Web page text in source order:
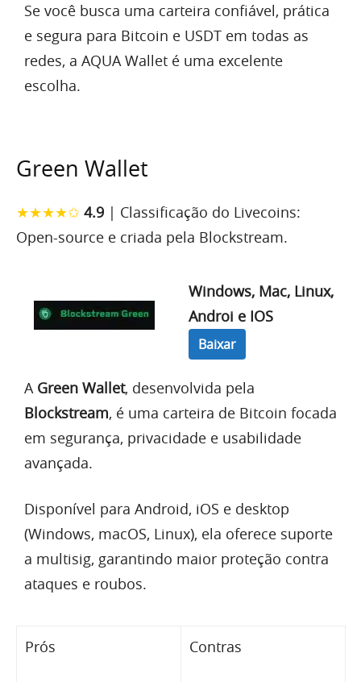
Se você busca uma carteira confiável, prática
e segura para Bitcoin e USDT em todas as
redes, a AQUA Wallet é uma excelente
escolha.
Green Wallet
★★★★✩ 4.9 | Classificação do Livecoins:
Open-source e criada pela Blockstream.
Windows, Mac, Linux,
Androi e IOS
Baixar
A Green Wallet, desenvolvida pela
Blockstream, é uma carteira de Bitcoin focada
em segurança, privacidade e usabilidade
avançada.
Disponível para Android, iOS e desktop
(Windows, macOS, Linux), ela oferece suporte
a multisig, garantindo maior proteção contra
ataques e roubos.
Prós Contras